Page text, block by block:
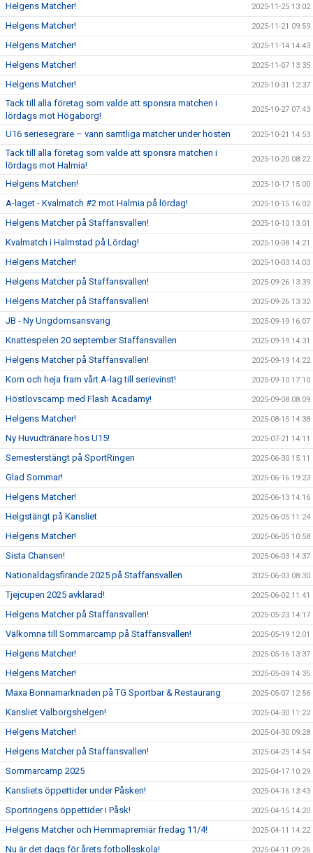
Helgens Matcher! 2025-11-25 13:02
Helgens Matcher! 2025-11-21 09:59
Helgens Matcher! 2025-11-14 14:43
Helgens Matcher! 2025-11-07 13:35
Helgens Matcher! 2025-10-31 12:37
Tack till alla företag som valde att sponsra matchen i
lördags mot Högaborg!
2025-10-27 07:43
U16 seriesegrare – vann samtliga matcher under hösten 2025-10-21 14:53
Tack till alla företag som valde att sponsra matchen i
lördags mot Halmia!
2025-10-20 08:22
Helgens Matchen! 2025-10-17 15:00
A-laget - Kvalmatch #2 mot Halmia på lördag! 2025-10-15 16:02
Helgens Matcher på Staffansvallen! 2025-10-10 13:01
Kvalmatch i Halmstad på Lördag! 2025-10-08 14:21
Helgens Matcher! 2025-10-03 14:03
Helgens Matcher på Staffansvallen! 2025-09-26 13:39
Helgens Matcher på Staffansvallen! 2025-09-26 13:32
JB - Ny Ungdomsansvarig 2025-09-19 16:07
Knattespelen 20 september Staffansvallen 2025-09-19 14:31
Helgens Matcher på Staffansvallen! 2025-09-19 14:22
Kom och heja fram vårt A-lag till serievinst! 2025-09-10 17:10
Höstlovscamp med Flash Acadamy! 2025-09-08 08:09
Helgens Matcher! 2025-08-15 14:38
Ny Huvudtränare hos U15! 2025-07-21 14:11
Semesterstängt på SportRingen 2025-06-30 15:11
Glad Sommar! 2025-06-16 19:23
Helgens Matcher! 2025-06-13 14:16
Helgstängt på Kansliet 2025-06-05 11:24
Helgens Matcher! 2025-06-05 10:58
Sista Chansen! 2025-06-03 14:37
Nationaldagsfirande 2025 på Staffansvallen 2025-06-03 08:30
Tjejcupen 2025 avklarad! 2025-06-02 11:41
Helgens Matcher på Staffansvallen! 2025-05-23 14:17
Välkomna till Sommarcamp på Staffansvallen! 2025-05-19 12:01
Helgens Matcher! 2025-05-16 13:37
Helgens Matcher! 2025-05-09 14:35
Maxa Bonnamarknaden på TG Sportbar & Restaurang 2025-05-07 12:56
Kansliet Valborgshelgen! 2025-04-30 11:22
Helgens Matcher! 2025-04-30 09:28
Helgens Matcher på Staffansvallen! 2025-04-25 14:54
Sommarcamp 2025 2025-04-17 10:29
Kansliets öppettider under Påsken! 2025-04-16 13:43
Sportringens öppettider i Påsk! 2025-04-15 14:20
Helgens Matcher och Hemmapremiär fredag 11/4! 2025-04-11 14:22
Nu är det dags för årets fotbollsskola! 2025-04-11 09:26